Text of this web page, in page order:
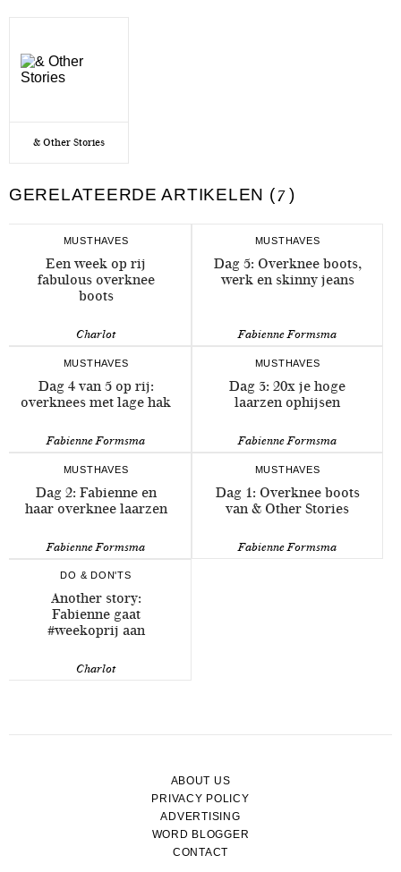
& Other Stories
GERELATEERDE ARTIKELEN (7 )
MUSTHAVES
Een week op rij
fabulous overknee
boots
Charlot
MUSTHAVES
Dag 5: Overknee boots,
werk en skinny jeans
Fabienne Formsma
MUSTHAVES
Dag 4 van 5 op rij:
overknees met lage hak
Fabienne Formsma
MUSTHAVES
Dag 3: 20x je hoge
laarzen ophijsen
Fabienne Formsma
MUSTHAVES
Dag 2: Fabienne en
haar overknee laarzen
Fabienne Formsma
MUSTHAVES
Dag 1: Overknee boots
van & Other Stories
Fabienne Formsma
DO & DON'TS
Another story:
Fabienne gaat
#weekoprij aan
Charlot
ABOUT US
PRIVACY POLICY
ADVERTISING
WORD BLOGGER
CONTACT